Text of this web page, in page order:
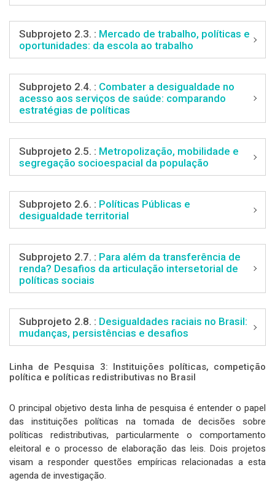
Subprojeto 2.3. : Mercado de trabalho, políticas e
oportunidades: da escola ao trabalho
Subprojeto 2.4. : Combater a desigualdade no
acesso aos serviços de saúde: comparando
estratégias de políticas
Subprojeto 2.5. : Metropolização, mobilidade e
segregação socioespacial da população
Subprojeto 2.6. : Políticas Públicas e
desigualdade territorial
Subprojeto 2.7. : Para além da transferência de
renda? Desafios da articulação intersetorial de
políticas sociais
Subprojeto 2.8. : Desigualdades raciais no Brasil:
mudanças, persistências e desafios
Linha de Pesquisa 3: Instituições políticas, competição
política e políticas redistributivas no Brasil
O principal objetivo desta linha de pesquisa é entender o papel
das instituições políticas na tomada de decisões sobre
políticas redistributivas, particularmente o comportamento
eleitoral e o processo de elaboração das leis. Dois projetos
visam a responder questões empíricas relacionadas a esta
agenda de investigação.